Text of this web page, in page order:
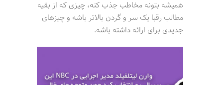
همیشه بتونه مخاطب جذب کنه، چیزی که از بقیه
مطالب رقبا یک سر و گردن بالاتر باشه و چیزهای
جدیدی برای ارائه داشته باشه.